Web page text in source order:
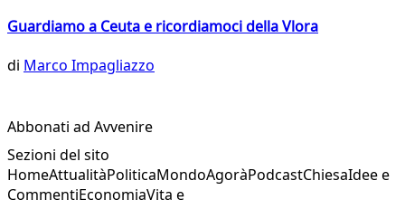
Guardiamo a Ceuta e ricordiamoci della Vlora
di Marco Impagliazzo
Abbonati ad Avvenire
Sezioni del sito
HomeAttualitàPoliticaMondoAgoràPodcastChiesaIdee e
CommentiEconomiaVita e